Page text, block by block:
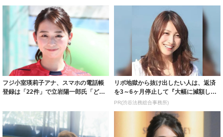
フジ小室瑛莉子アナ、スマホの電話帳
登録は「22件」で立岩陽一郎氏「どう
リボ地獄から抜け出したい人は、返済
を3～6ヶ月停止して『大幅に減額して
から返済す...
PR(渋谷法務総合事務所)